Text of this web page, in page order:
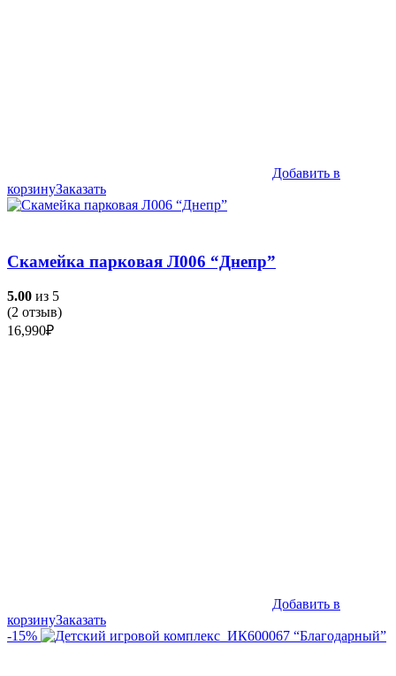
Добавить в
корзинуЗаказать
Скамейка парковая Л006 “Днепр”
5.00 из 5
(2 отзыв)
16,990₽
Добавить в
корзинуЗаказать
-15%